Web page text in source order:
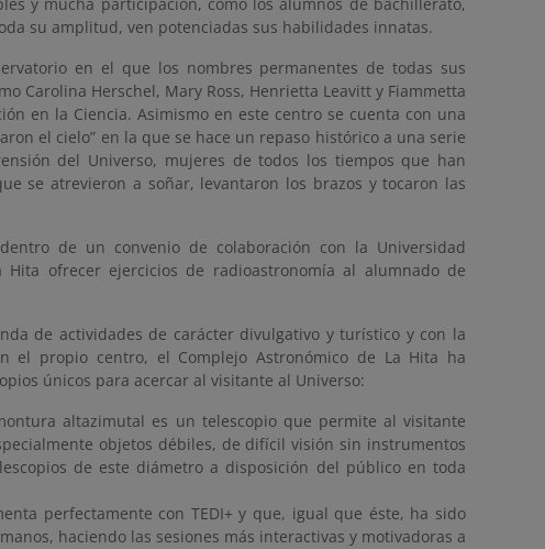
y mucha participación, como los alumnos de bachillerato,
su amplitud, ven potenciadas sus habilidades innatas.
en el que los nombres permanentes de todas sus
Carolina Herschel, Mary Ross, Henrietta Leavitt y Fiammetta
en la Ciencia. Asimismo en este centro se cuenta con una
el cielo” en la que se hace un repaso histórico a una serie
del Universo, mujeres de todos los tiempos que han
se atrevieron a soñar, levantaron los brazos y tocaron las
de un convenio de colaboración con la Universidad
ofrecer ejercicios de radioastronomía al alumnado de
de actividades de carácter divulgativo y turístico y con la
propio centro, el Complejo Astronómico de La Hita ha
únicos para acercar al visitante al Universo:
altazimutal es un telescopio que permite al visitante
objetos débiles, de difícil visión sin instrumentos
de este diámetro a disposición del público en toda
perfectamente con TEDI+ y que, igual que éste, ha sido
haciendo las sesiones más interactivas y motivadoras a